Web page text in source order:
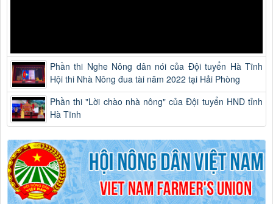
Phần thi Nghe Nông dân nói của Đội tuyển Hà Tĩnh
Hội thi Nhà Nông đua tài năm 2022 tại Hải Phòng
Phần thi "Lời chào nhà nông" của Đội tuyển HND tỉnh
Hà Tĩnh